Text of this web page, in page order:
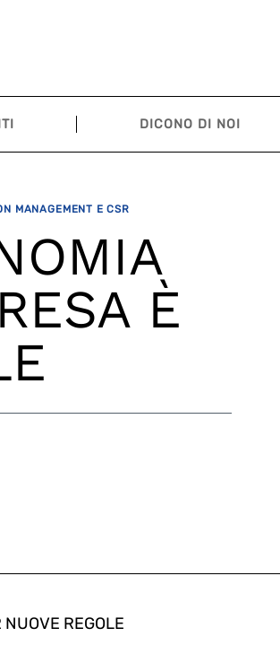
DICONO DI NOI
MANAGEMENT E CSR
È
NUOVE REGOLE